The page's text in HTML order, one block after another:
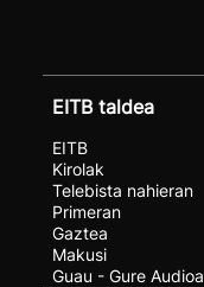
EITB taldea
EITB
Kirolak
Telebista nahieran
Primeran
Gaztea
Makusi
Guau - Gure Audioa